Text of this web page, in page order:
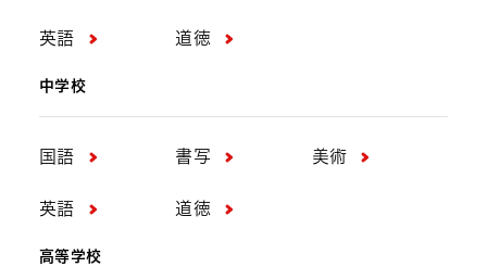
英語 道徳
中学校
国語 書写 美術
英語 道徳
高等学校